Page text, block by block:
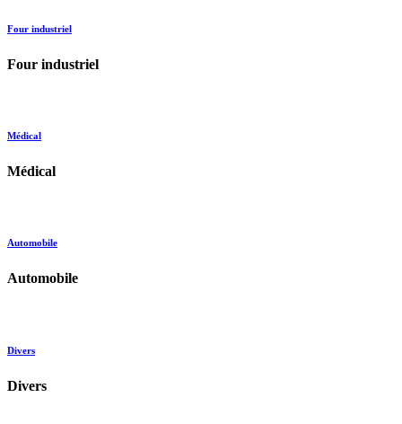
Four industriel
Four industriel
Médical
Médical
Automobile
Automobile
Divers
Divers